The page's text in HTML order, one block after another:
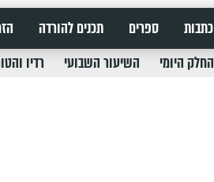
כתבות ספרים תכנים להורדה
החלק היומי
השיעור השבועי רדיו